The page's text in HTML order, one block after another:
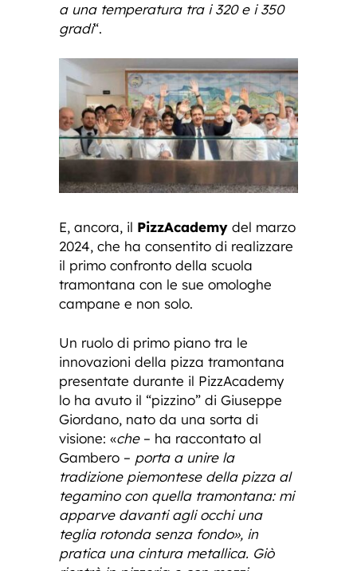
a una temperatura tra i 320 e i 350
gradi“.
E, ancora, il PizzAcademy del marzo
2024, che ha consentito di realizzare
il primo confronto della scuola
tramontana con le sue omologhe
campane e non solo.
Un ruolo di primo piano tra le
innovazioni della pizza tramontana
presentate durante il PizzAcademy
lo ha avuto il “pizzino” di Giuseppe
Giordano, nato da una sorta di
visione: «che– ha raccontato al
Gambero – porta a unire la
tradizione piemontese della pizza al
tegamino con quella tramontana: mi
apparve davanti agli occhi una
teglia rotonda senza fondo», in
pratica una cintura metallica. Giò